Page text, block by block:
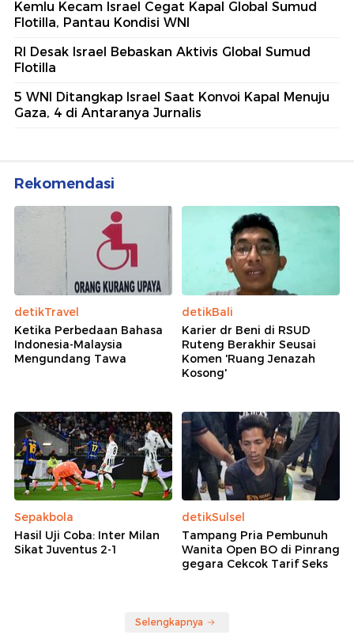
Kemlu Kecam Israel Cegat Kapal Global Sumud
Flotilla, Pantau Kondisi WNI
RI Desak Israel Bebaskan Aktivis Global Sumud
Flotilla
5 WNI Ditangkap Israel Saat Konvoi Kapal Menuju
Gaza, 4 di Antaranya Jurnalis
Rekomendasi
detikTravel
Ketika Perbedaan Bahasa
Indonesia-Malaysia
Mengundang Tawa
detikBali
Karier dr Beni di RSUD
Ruteng Berakhir Seusai
Komen 'Ruang Jenazah
Kosong'
Sepakbola
Hasil Uji Coba: Inter Milan
Sikat Juventus 2-1
detikSulsel
Tampang Pria Pembunuh
Wanita Open BO di Pinrang
gegara Cekcok Tarif Seks
Selengkapnya